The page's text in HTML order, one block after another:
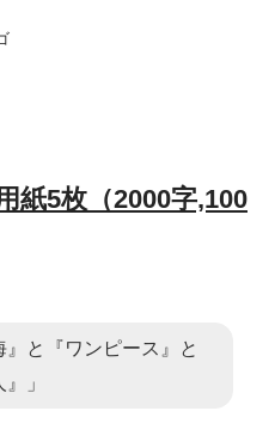
紙5枚（2000字,100
』と『ワンピース』と
」